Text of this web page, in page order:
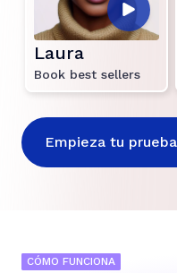
Laura
Book best sellers
Empieza tu
CÓMO FUNCIONA